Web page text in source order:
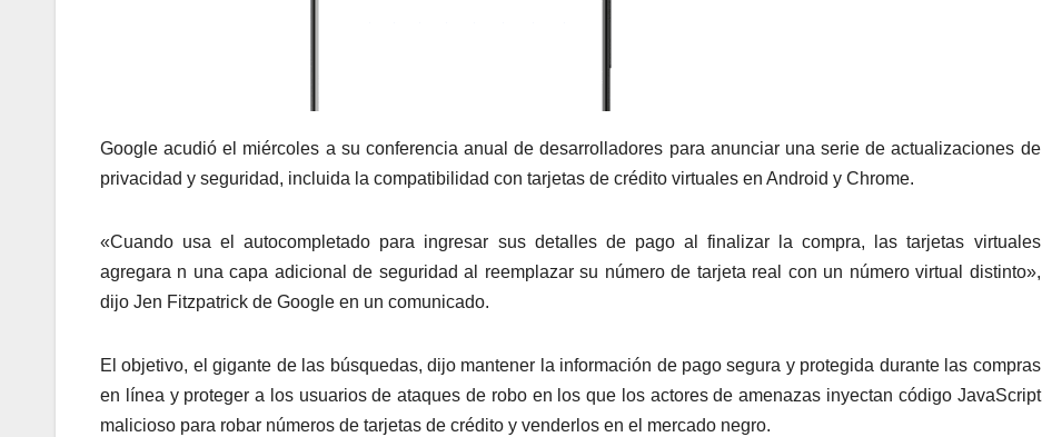
Google acudió el miércoles a su conferencia anual de desarrolladores para anunciar una serie de actualizaciones de
privacidad y seguridad, incluida la compatibilidad con tarjetas de crédito virtuales en Android y Chrome.
«Cuando usa el autocompletado para ingresar sus detalles de pago al finalizar la compra, las tarjetas virtuales
agregara n una capa adicional de seguridad al reemplazar su número de tarjeta real con un número virtual distinto»,
dijo Jen Fitzpatrick de Google en un comunicado.
El objetivo, el gigante de las búsquedas, dijo mantener la información de pago segura y protegida durante las compras
en línea y proteger a los usuarios de ataques de robo en los que los actores de amenazas inyectan código JavaScript
malicioso para robar números de tarjetas de crédito y venderlos en el mercado negro.